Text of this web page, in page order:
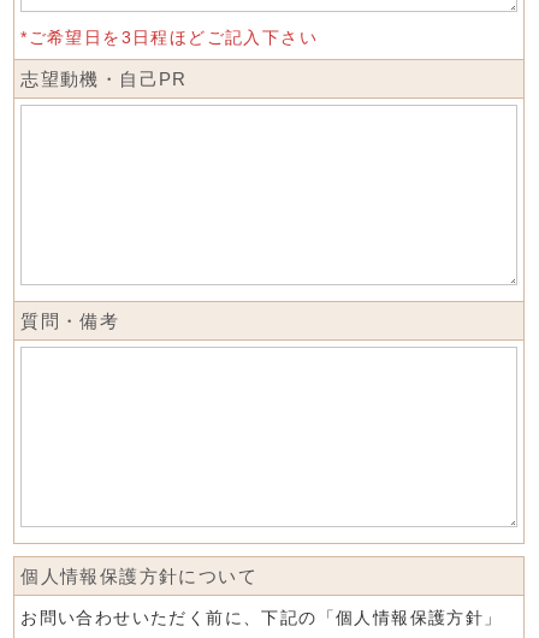
*ご希望日を3日程ほどご記入下さい
志望動機・自己PR
質問・備考
個人情報保護方針について
お問い合わせいただく前に、下記の「個人情報保護方針」